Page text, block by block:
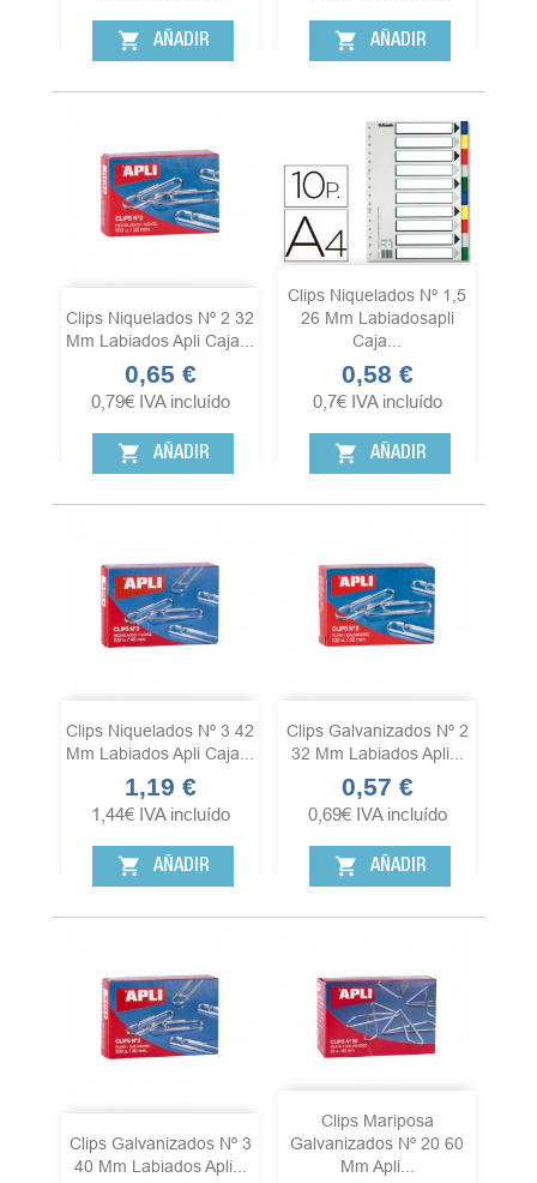
shopping_cart AÑADIR shopping_cart AÑADIR
Clips Niquelados Nº 2 32
Mm Labiados Apli Caja...
Precio
0,65 €
0,79€ IVA incluído
shopping_cart AÑADIR
Clips Niquelados Nº 1,5
26 Mm Labiadosapli
Caja...
Precio
0,58 €
0,7€ IVA incluído
shopping_cart AÑADIR
Clips Niquelados Nº 3 42
Mm Labiados Apli Caja...
Precio
1,19 €
1,44€ IVA incluído
shopping_cart AÑADIR
Clips Galvanizados Nº 2
32 Mm Labiados Apli...
Precio
0,57 €
0,69€ IVA incluído
shopping_cart AÑADIR
Clips Galvanizados Nº 3
40 Mm Labiados Apli...
Clips Mariposa
Galvanizados Nº 20 60
Mm Apli...